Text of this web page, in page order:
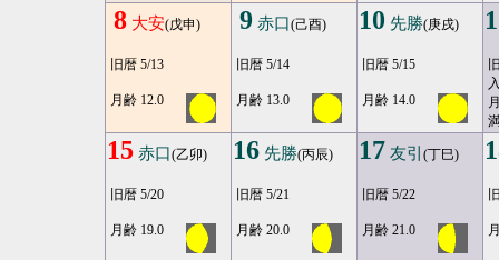
8 大安(戊申)
旧暦 5/13
月齢 12.0
9 赤口(己酉)
旧暦 5/14
月齢 13.0
10 先勝(庚戌)
旧暦 5/15
月齢 14.0
15 赤口(乙卯)
旧暦 5/20
月齢 19.0
16 先勝(丙辰)
旧暦 5/21
月齢 20.0
17 友引 (丁巳)
旧暦 5/22
月齢 21.0